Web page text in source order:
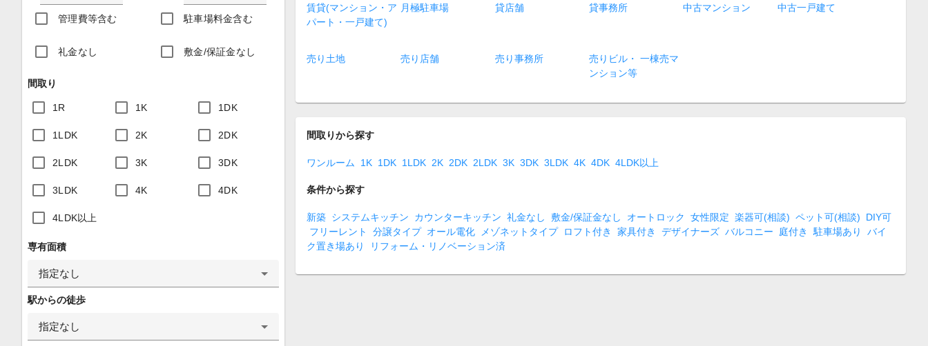
管理費等含む 駐車場料金含む
礼金なし 敷金/保証金なし
間取り
1R 1K 1DK
1LDK 2K 2DK
2LDK 3K 3DK
3LDK 4K 4DK
4LDK以上
専有面積
指定なし
駅からの徒歩
指定なし
賃貸(マンション・ア
パート・一戸建て)
月極駐車場 貸店舗 貸事務所 中古マンション 中古一戸建て
売り土地 売り店舗 売り事務所
売りビル・ 一棟売マ
ンション等
間取りから探す
ワンルーム 1K 1DK 1LDK 2K 2DK 2LDK 3K 3DK 3LDK 4K 4DK 4LDK以上
条件から探す
新築 システムキッチン カウンターキッチン 礼金なし 敷金/保証金なし オートロック 女性限定 楽器可(相談) ペット可(相談)
DIY可
フリーレント
分譲タイプ オール電化 メゾネットタイプ ロフト付き 家具付き デザイナーズ バルコニー 庭付き 駐車場あり
バイ
ク置き場あり
リフォーム・リノベーション済